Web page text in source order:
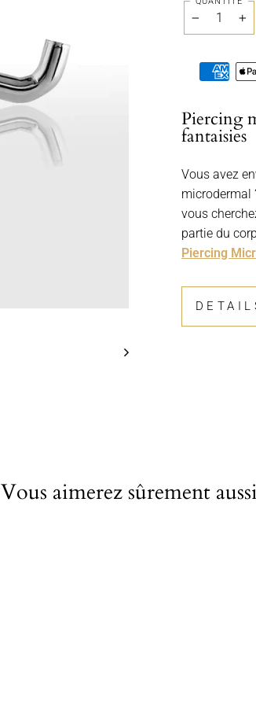
Piercing
fantaisies
Vous avez
microdermal
vous
partie du
Piercing
Vous aimerez sûrement